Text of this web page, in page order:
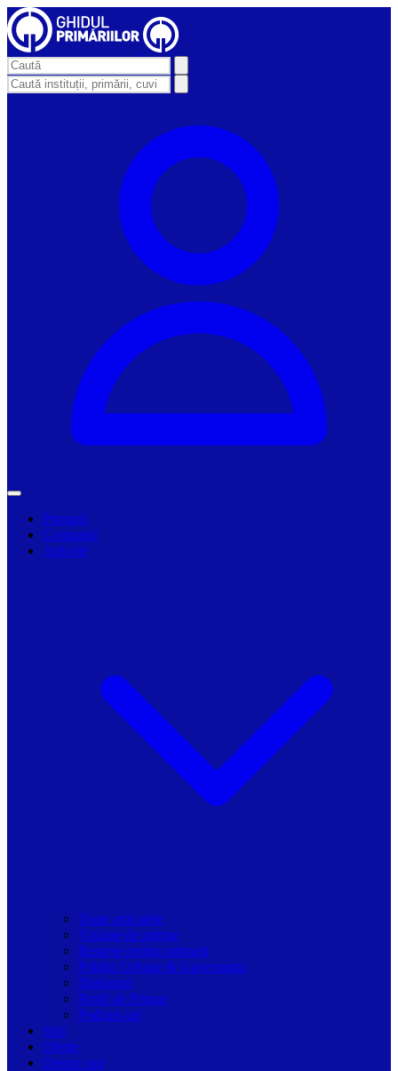
Primarii
Companii
Articole
Toate articolele
Viziune de primar
Resurse pentru primarii
Politici Urbane & Guvernanta
Dialoguri
Profil de Primar
Podcast-uri
Stiri
Oferte
Despre noi